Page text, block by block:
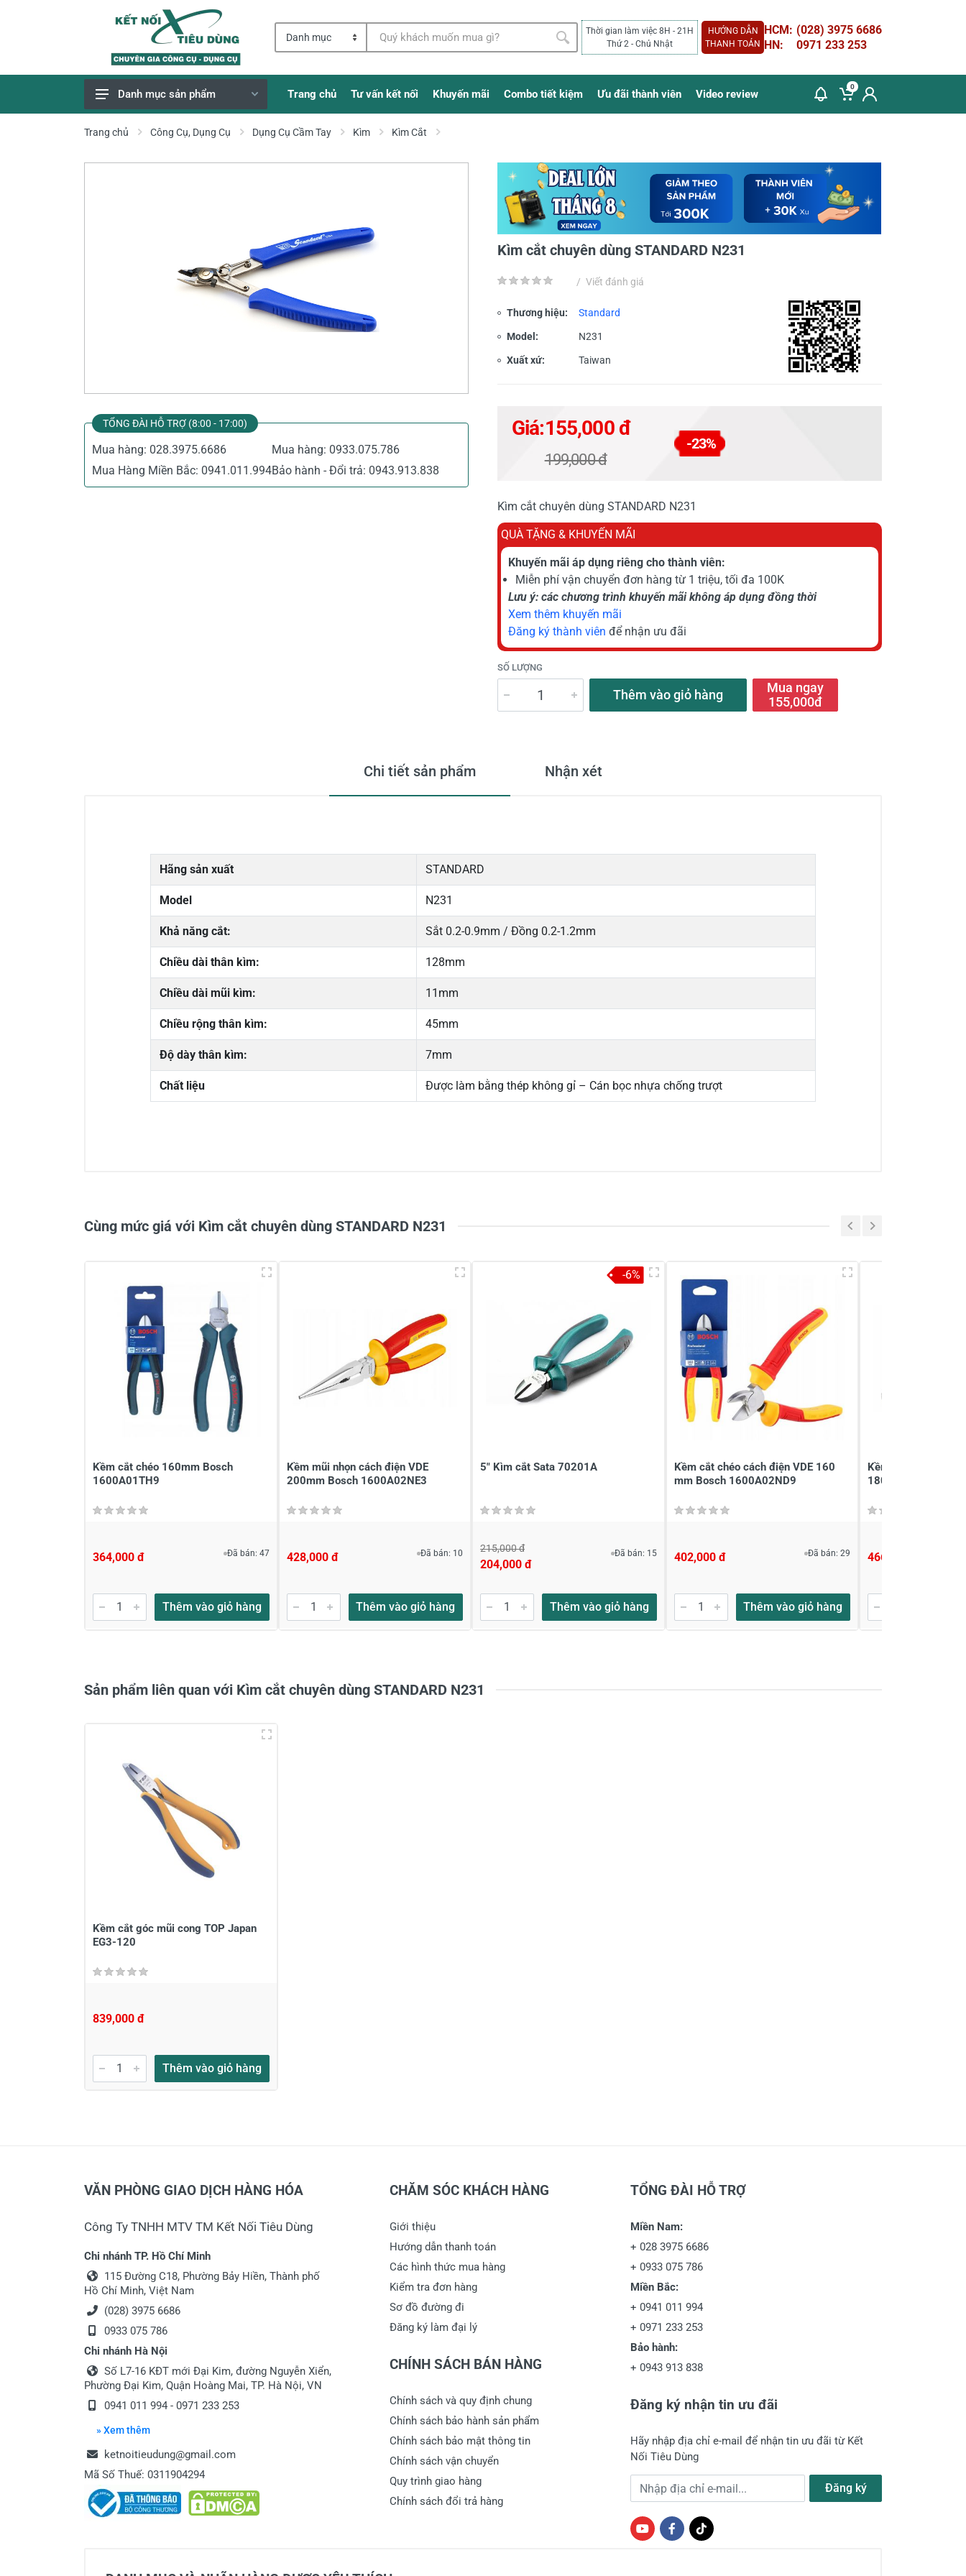
Thời gian làm việc 8H - 21H
Thứ 2 - Chủ Nhật
HƯỚNG DẪN
THANH TOÁN
HCM: (028) 3975 6686
HN:
0971 233 253
Giao Hàng Miễn Phí
Phụ Tùng, Linh Kiện
Danh mục sản phẩm Trang chủ Tư vấn kết nối Khuyến mãi Combo tiết kiệm Ưu đãi thành viên Video review
0
Trang chủ Công Cụ, Dụng Cụ Dụng Cụ Cầm Tay Kìm Kìm Cắt
TỔNG ĐÀI HỖ TRỢ (8:00 - 17:00)
Mua hàng: 028.3975.6686 Mua hàng: 0933.075.786
Mua Hàng Miền Bắc: 0941.011.994Bảo hành - Đổi trả: 0943.913.838
Kìm cắt chuyên dùng STANDARD N231
/ Viết đánh giá
Thương hiệu: Standard
Model: N231
Xuất xứ: Taiwan
Giá:155,000 đ
199,000 đ
-23%
Kìm cắt chuyên dùng STANDARD N231
QUÀ TẶNG & KHUYẾN MÃI
Khuyến mãi áp dụng riêng cho thành viên:
Miễn phí vận chuyển đơn hàng từ 1 triệu, tối đa 100K
Lưu ý: các chương trình khuyến mãi không áp dụng đồng thời
Xem thêm khuyến mãi
Đăng ký thành viên để nhận ưu đãi
SỐ LƯỢNG
Thêm vào giỏ hàng
Mua ngay
155,000đ
Chi tiết sản phẩm Nhận xét
Hãng sản xuất STANDARD
Model N231
Khả năng cắt: Sắt 0.2-0.9mm / Đồng 0.2-1.2mm
Chiều dài thân kìm: 128mm
Chiều dài mũi kìm: 11mm
Chiều rộng thân kìm: 45mm
Độ dày thân kìm: 7mm
Chất liệu Được làm bằng thép không gỉ – Cán bọc nhựa chống trượt
Viết nhận xét về sản phẩm
Đánh giá sao Họ và tên* Tiêu đề của nhận xét*
Viết nhận xét của bạn vào bên dưới
Cùng mức giá với Kìm cắt chuyên dùng STANDARD N231
Kềm cắt chéo 160mm Bosch
1600A01TH9
364,000 đ Đã bán: 47
Thêm vào giỏ hàng
Kềm mũi nhọn cách điện VDE
200mm Bosch 1600A02NE3
428,000 đ Đã bán: 10
Thêm vào giỏ hàng
5" Kìm cắt Sata 70201A
215,000 đ
204,000 đ
Đã bán: 15
Thêm vào giỏ hàng
-6%
Kềm cắt chéo cách điện VDE 160
mm Bosch 1600A02ND9
402,000 đ Đã bán: 29
Thêm vào giỏ hàng
Kềm đầu bằng cách
180mm Bosch
466,000 đ
Sản phẩm liên quan với Kìm cắt chuyên dùng STANDARD N231
Kềm cắt góc mũi cong TOP Japan
EG3-120
839,000 đ
Thêm vào giỏ hàng
VĂN PHÒNG GIAO DỊCH HÀNG HÓA
Công Ty TNHH MTV TM Kết Nối Tiêu Dùng
Chi nhánh TP. Hồ Chí Minh
115 Đường C18, Phường Bảy Hiền, Thành phố
Hồ Chí Minh, Việt Nam
(028) 3975 6686
0933 075 786
Chi nhánh Hà Nội
Số L7-16 KĐT mới Đại Kim, đường Nguyễn Xiển,
Phường Đại Kim, Quận Hoàng Mai, TP. Hà Nội, VN
0941 011 994 - 0971 233 253
» Xem thêm
ketnoitieudung@gmail.com
Mã Số Thuế: 0311904294
CHĂM SÓC KHÁCH HÀNG
Giới thiệu
Hướng dẫn thanh toán
Các hình thức mua hàng
Kiểm tra đơn hàng
Sơ đồ đường đi
Đăng ký làm đại lý
CHÍNH SÁCH BÁN HÀNG
Chính sách và quy định chung
Chính sách bảo hành sản phẩm
Chính sách bảo mật thông tin
Chính sách vận chuyển
Quy trình giao hàng
Chính sách đổi trả hàng
TỔNG ĐÀI HỖ TRỢ
Miền Nam:
+ 028 3975 6686
+ 0933 075 786
Miền Bắc:
+ 0941 011 994
+ 0971 233 253
Bảo hành:
+ 0943 913 838
Đăng ký nhận tin ưu đãi
Hãy nhập địa chỉ e-mail để nhận tin ưu đãi từ Kết
Nối Tiêu Dùng
Địa chỉ e-mail Đăng ký